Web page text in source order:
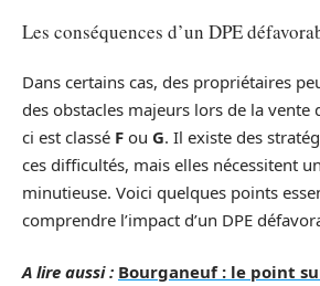
Les conséquences d’un DPE
Dans certains cas, des propriétaires
des obstacles majeurs lors de la vente
ci est classé F ou G. Il existe des
ces difficultés, mais elles nécessitent
minutieuse. Voici quelques points
comprendre l’impact d’un DPE
A lire aussi : Bourganeuf : le point